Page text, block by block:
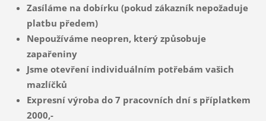
Zasíláme na dobírku (pokud zákazník nepožaduje
platbu předem)
Nepoužíváme neopren, který způsobuje
zapařeniny
Jsme otevření individuálním potřebám vašich
mazlíčků
Expresní výroba do 7 pracovních dní s příplatkem
2000,-